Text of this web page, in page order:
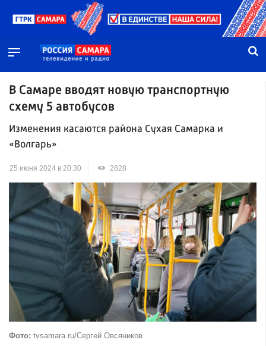
В Самаре вводят новую транспортную
схему 5 автобусов
Изменения касаются района Сухая Самарка и
«Волгарь»
25 июня 2024 в 20:30 2828
Фото: tvsamara.ru/Сергей Овсяников